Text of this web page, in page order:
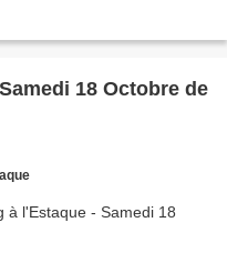
18 Octobre de